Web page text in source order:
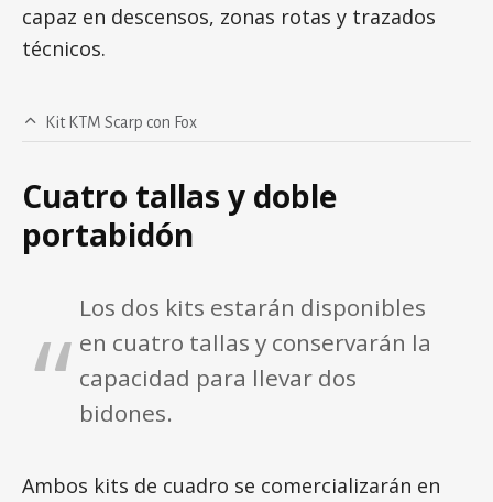
capaz en descensos, zonas rotas y trazados
técnicos.
Kit KTM Scarp con Fox
Cuatro tallas y doble
portabidón
Los dos kits estarán disponibles
en cuatro tallas y conservarán la
capacidad para llevar dos
bidones.
Ambos kits de cuadro se comercializarán en